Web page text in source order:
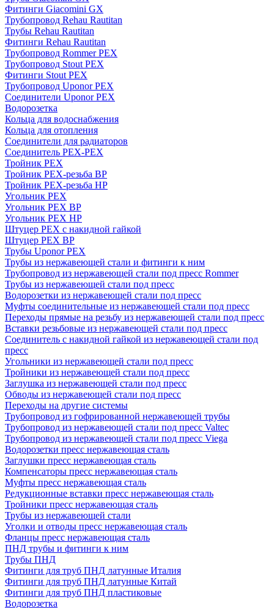
Фитинги Giacomini GX
Трубопровод Rehau Rautitan
Трубы Rehau Rautitan
Фитинги Rehau Rautitan
Трубопровод Rommer PEX
Трубопровод Stout PEX
Фитинги Stout PEX
Трубопровод Uponor PEX
Соединители Uponor PEX
Водорозетка
Кольца для водоснабжения
Кольца для отопления
Соединители для радиаторов
Соединитель PEX-PEX
Тройник PEX
Тройник PEX-резьба ВР
Тройник PEX-резьба НР
Угольник PEX
Угольник PEX ВР
Угольник PEX НР
Штуцер PEX c накидной гайкой
Штуцер PEX ВР
Трубы Uponor PEX
Трубы из нержавеющей стали и фитинги к ним
Трубопровод из нержавеющей стали под пресс Rommer
Трубы из нержавеющей стали под пресс
Водорозетки из нержавеющей стали под пресс
Муфты соединительные из нержавеющей стали под пресс
Переходы прямые на резьбу из нержавеющей стали под пресс
Вставки резьбовые из нержавеющей стали под пресс
Соединитель с накидной гайкой из нержавеющей стали под
пресс
Угольники из нержавеющей стали под пресс
Тройники из нержавеющей стали под пресс
Заглушка из нержавеющей стали под пресс
Обводы из нержавеющей стали под пресс
Переходы на другие системы
Трубопровод из гофрированной нержавеющей трубы
Трубопровод из нержавеющей стали под пресс Valtec
Трубопровод из нержавеющей стали под пресс Viega
Водорозетки пресс нержавеющая сталь
Заглушки пресс нержавеющая сталь
Компенсаторы пресс нержавеющая сталь
Муфты пресс нержавеющая сталь
Редукционные вставки пресс нержавеющая сталь
Тройники пресс нержавеющая сталь
Трубы из нержавеющей стали
Уголки и отводы пресс нержавеющая сталь
Фланцы пресс нержавеющая сталь
ПНД трубы и фитинги к ним
Трубы ПНД
Фитинги для труб ПНД латунные Италия
Фитинги для труб ПНД латунные Китай
Фитинги для труб ПНД пластиковые
Водорозетка